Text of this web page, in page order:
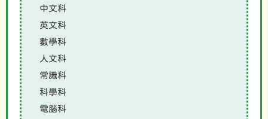
中文科
英文科
數學科
人文科
常識科
科學科
電腦科